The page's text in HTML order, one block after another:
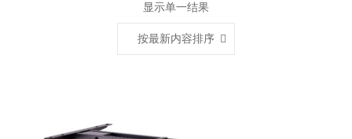
显示单一结果
按最新内容排序